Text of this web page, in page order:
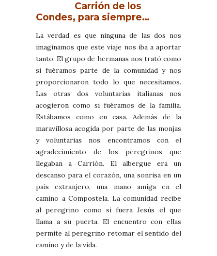
Carrión de los
Condes, para siempre…
La verdad es que ninguna de las dos nos
imaginamos que este viaje nos iba a aportar
tanto. El grupo de hermanas nos trató como
si fuéramos parte de la comunidad y nos
proporcionaron todo lo que necesitamos.
Las otras dos voluntarias italianas nos
acogieron como si fuéramos de la familia.
Estábamos como en casa. Además de la
maravillosa acogida por parte de las monjas
y voluntarias nos encontramos con el
agradecimiento de los peregrinos que
llegaban a Carrión. El albergue era un
descanso para el corazón, una sonrisa en un
país extranjero, una mano amiga en el
camino a Compostela. La comunidad recibe
al peregrino como si fuera Jesús el que
llama a su puerta. El encuentro con ellas
permite al peregrino retomar el sentido del
camino y de la vida.